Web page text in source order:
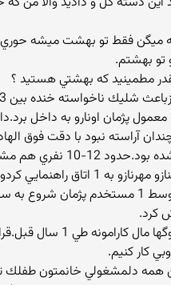
ميگن فقط تو بهشت ميشه
تو بهشتم.
مطمينيد كه بهشتي هستيد ؟
شليك ناخواسته خنده بين 3 نفر شد.
معمول پژمان اونارو به داخل
آراسته نبود با دقت فوق
خاصي تزيين شده بود.حدود
بودن.پژمان بهنازو مهرنازو به 1
مهرنازو بهناز توسط 1 مستخدم پژمان
كرد.
- پ: اين كاتالوگها مال
كار كنيم.
همه دلمشغولي خانمتون